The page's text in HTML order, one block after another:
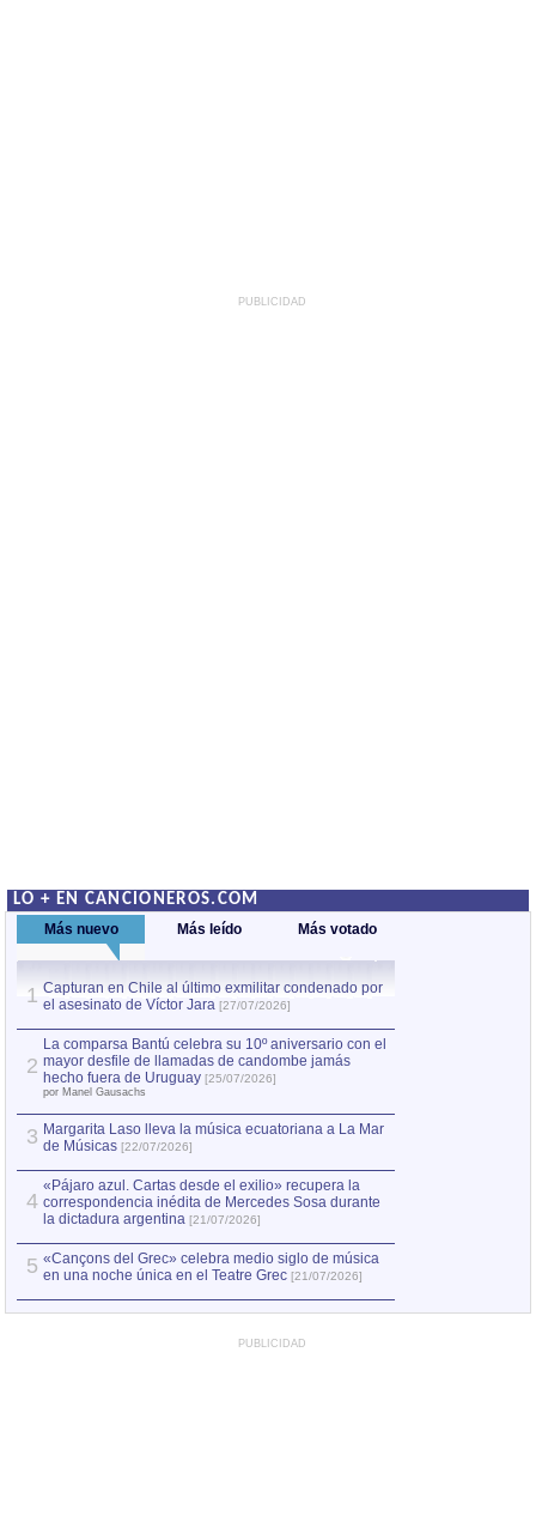
PUBLICIDAD
LO + EN CANCIONEROS.COM
Más nuevo Más leído Más votado
1 Capturan en Chile al último exmilitar condenado por
el asesinato de Víctor Jara [27/07/2026]
2
La comparsa Bantú celebra su 10º aniversario con el
mayor desfile de llamadas de candombe jamás
hecho fuera de Uruguay [25/07/2026]
por Manel Gausachs
3 Margarita Laso lleva la música ecuatoriana a La Mar
de Músicas [22/07/2026]
4
«Pájaro azul. Cartas desde el exilio» recupera la
correspondencia inédita de Mercedes Sosa durante
la dictadura argentina [21/07/2026]
5 «Cançons del Grec» celebra medio siglo de música
en una noche única en el Teatre Grec [21/07/2026]
PUBLICIDAD